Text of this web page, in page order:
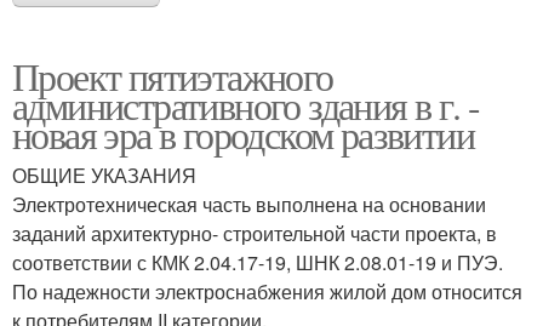
Проект пятиэтажного
административного здания в г. -
новая эра в городском развитии
ОБЩИЕ УКАЗАНИЯ
Электротехническая часть выполнена на основании
заданий архитектурно- строительной части проекта, в
соответствии с КМК 2.04.17-19, ШНК 2.08.01-19 и ПУЭ.
По надежности электроснабжения жилой дом относится